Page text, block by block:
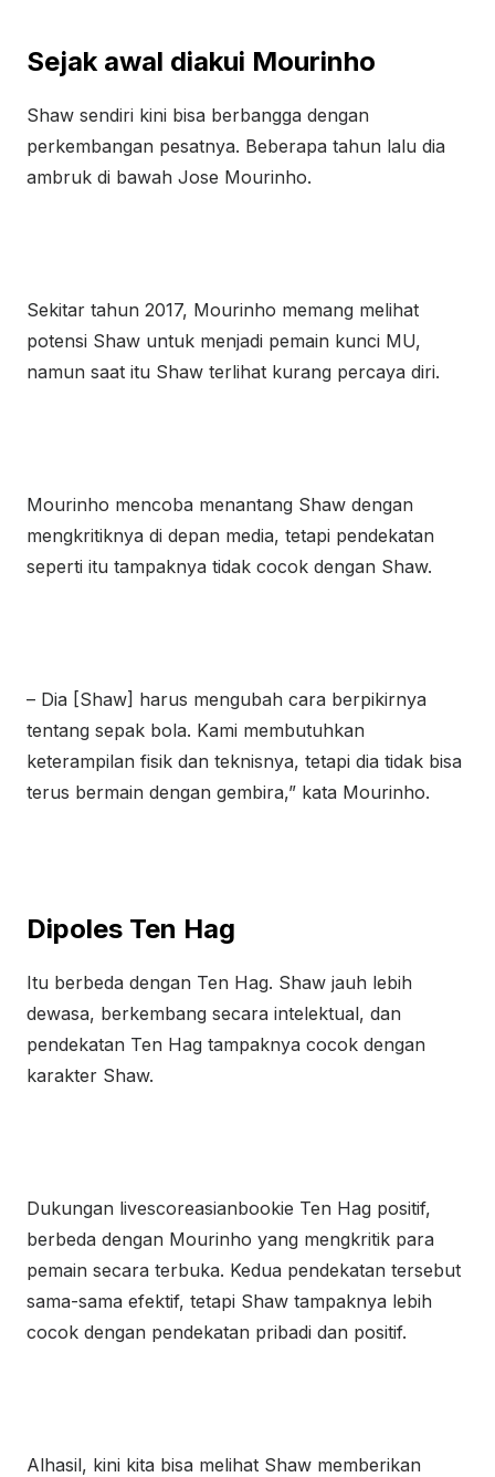
Sejak awal diakui Mourinho
Shaw sendiri kini bisa berbangga dengan
perkembangan pesatnya. Beberapa tahun lalu dia
ambruk di bawah Jose Mourinho.
Sekitar tahun 2017, Mourinho memang melihat
potensi Shaw untuk menjadi pemain kunci MU,
namun saat itu Shaw terlihat kurang percaya diri.
Mourinho mencoba menantang Shaw dengan
mengkritiknya di depan media, tetapi pendekatan
seperti itu tampaknya tidak cocok dengan Shaw.
– Dia [Shaw] harus mengubah cara berpikirnya
tentang sepak bola. Kami membutuhkan
keterampilan fisik dan teknisnya, tetapi dia tidak bisa
terus bermain dengan gembira,” kata Mourinho.
Dipoles Ten Hag
Itu berbeda dengan Ten Hag. Shaw jauh lebih
dewasa, berkembang secara intelektual, dan
pendekatan Ten Hag tampaknya cocok dengan
karakter Shaw.
Dukungan livescoreasianbookie Ten Hag positif,
berbeda dengan Mourinho yang mengkritik para
pemain secara terbuka. Kedua pendekatan tersebut
sama-sama efektif, tetapi Shaw tampaknya lebih
cocok dengan pendekatan pribadi dan positif.
Alhasil, kini kita bisa melihat Shaw memberikan